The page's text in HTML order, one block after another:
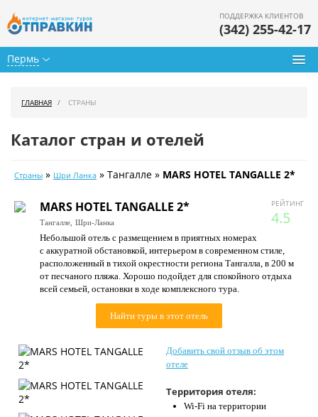
Пермь
ПОДДЕРЖКА КЛИЕНТОВ
(342) 255-42-17
Календарь туров
Цены дня
Страны
Как купить
ГЛАВНАЯ СТРАНЫ
Каталог стран и отелей
Страны » Шри Ланка » Тангалле » MARS HOTEL TANGALLE 2*
РЕЙТИНГ
4.5
MARS HOTEL TANGALLE 2*
Тангалле, Шри-Ланка
Небольшой отель с размещением в приятных номерах
с аккуратной обстановкой, интерьером в современном стиле,
расположенный в тихой окрестности региона Тангалла, в 200 м
от песчаного пляжа. Хорошо подойдет для спокойного отдыха
всей семьей, остановки в ходе комплексного тура.
Найти туры в этот отель
Добавить свой отзыв об этом
отеле
Территория отеля:
Wi-Fi на территории